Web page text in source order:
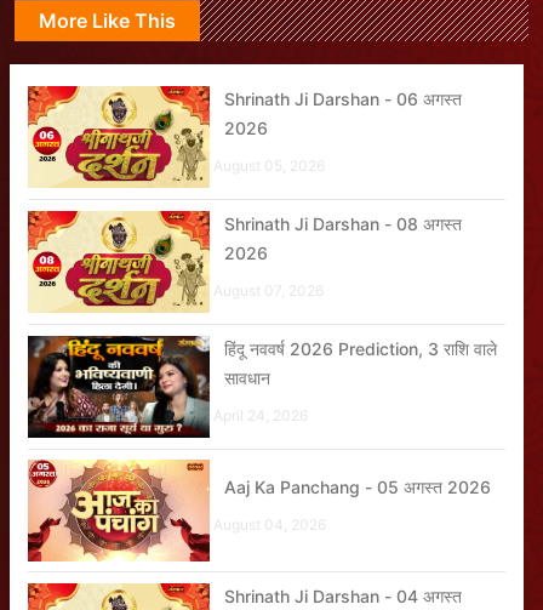
More Like This
Shrinath Ji Darshan - 06 अगस्त
2026
August 05, 2026
Shrinath Ji Darshan - 08 अगस्त
2026
August 07, 2026
हिंदू नववर्ष 2026 Prediction, 3 राशि वाले
सावधान
April 24, 2026
Aaj Ka Panchang - 05 अगस्त 2026
August 04, 2026
Shrinath Ji Darshan - 04 अगस्त